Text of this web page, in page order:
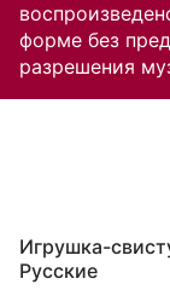
форме без
разрешения
Игрушка-
Русские